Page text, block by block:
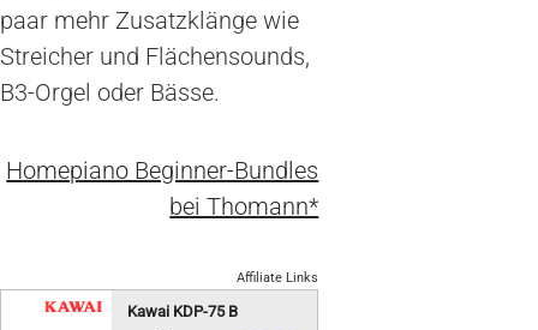
paar mehr Zusatzklänge wie
Streicher und Flächensounds,
B3-Orgel oder Bässe.
Homepiano Beginner-Bundles
bei Thomann*
Affiliate Links
Kawai KDP-75 B